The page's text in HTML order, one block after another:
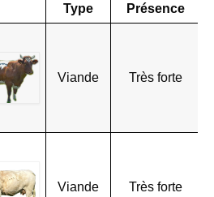
Type Présence
Viande Très forte
Viande Très forte